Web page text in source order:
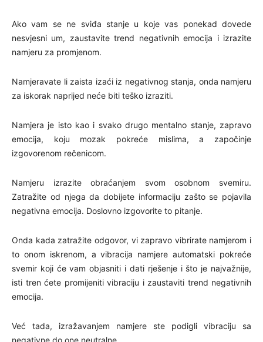
Ako vam se ne sviđa stanje u koje vas ponekad dovede
nesvjesni um, zaustavite trend negativnih emocija i izrazite
namjeru za promjenom.
Namjeravate li zaista izaći iz negativnog stanja, onda namjeru
za iskorak naprijed neće biti teško izraziti.
Namjera je isto kao i svako drugo mentalno stanje, zapravo
emocija, koju mozak pokreće mislima, a započinje
izgovorenom rečenicom.
Namjeru izrazite obraćanjem svom osobnom svemiru.
Zatražite od njega da dobijete informaciju zašto se pojavila
negativna emocija. Doslovno izgovorite to pitanje.
Onda kada zatražite odgovor, vi zapravo vibrirate namjerom i
to onom iskrenom, a vibracija namjere automatski pokreće
svemir koji će vam objasniti i dati rješenje i što je najvažnije,
isti tren ćete promijeniti vibraciju i zaustaviti trend negativnih
emocija.
Već tada, izražavanjem namjere ste podigli vibraciju sa
negativne do one neutralne.